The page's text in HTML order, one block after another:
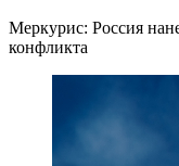
Меркурис: Россия
конфликта